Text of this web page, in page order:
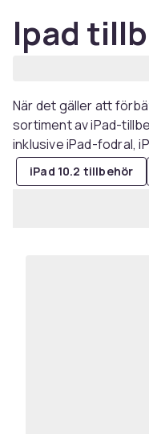
Ipad
När det gäller att
sortiment av iPad-
inklusive iPad-fodral,
iPad 10.2 tillbehör